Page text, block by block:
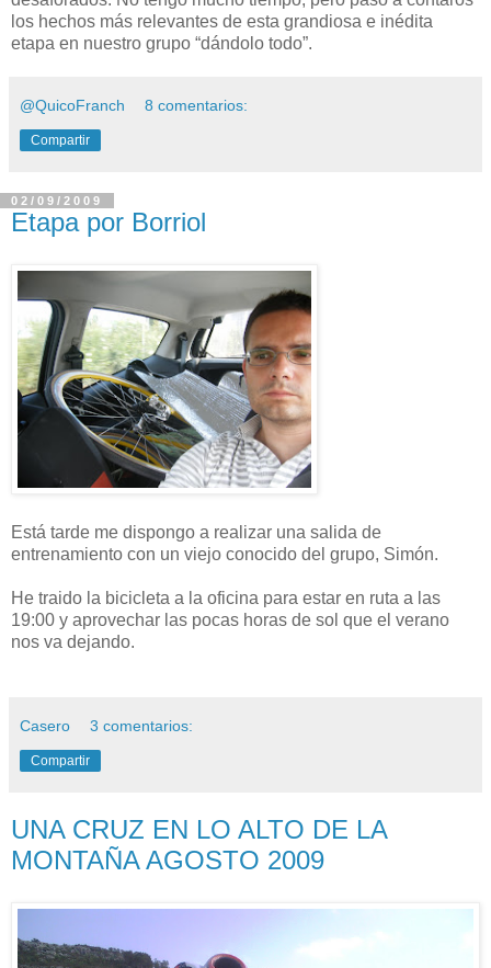
los hechos más relevantes de esta grandiosa e inédita
etapa en nuestro grupo “dándolo todo”.
@QuicoFranch 8 comentarios:
Compartir
02/09/2009
Etapa por Borriol
Está tarde me dispongo a realizar una salida de
entrenamiento con un viejo conocido del grupo, Simón.
He traido la bicicleta a la oficina para estar en ruta a las
19:00 y aprovechar las pocas horas de sol que el verano
nos va dejando.
Casero 3 comentarios:
Compartir
UNA CRUZ EN LO ALTO DE LA
MONTAÑA AGOSTO 2009